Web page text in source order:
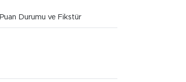
Puan Durumu ve Fikstür